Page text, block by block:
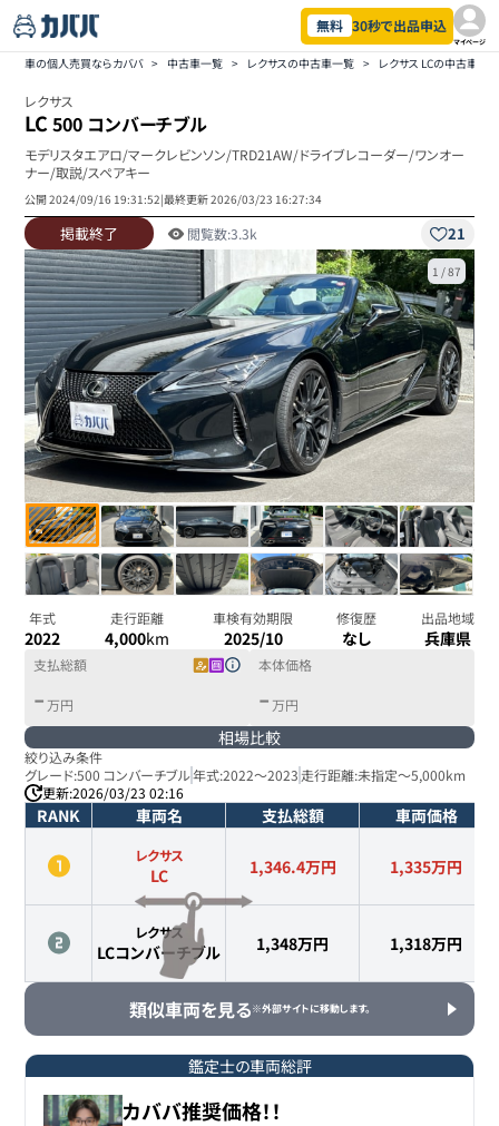
無料 30秒で出品申込
マイページ
車の個人売買ならカババ > 中古車一覧 > レクサスの中古車一覧 > レクサス LCの中古車一
レクサス
LC500 コンバーチブル
モデリスタエアロ/マークレビンソン/TRD21AW/ドライブレコーダー/ワンオー
ナー/取説/スペアキー
公開2024/09/16 19:31:52|最終更新2026/03/23 16:27:34
掲載終了 閲覧数:3.3k 21
1 /87
年式
2022
走行距離
4,000km
車検有効期限
2025/10
修復歴
なし
出品地域
兵庫県
支払総額
- 万円
本体価格
- 万円
相場比較
絞り込み条件
グレード:500 コンバーチブル年式:2022～2023 走行距離:未指定～5,000km
更新:2026/03/23 02:16
RANK 車両名 支払総額 車両価格
レクサス
LC 1,346.4万円 1,335万円
レクサス
LCコンバーチブル 1,348万円 1,318万円
類似車両を見る※外部サイトに移動します。
鑑定士の車両総評
カババ推奨価格！！